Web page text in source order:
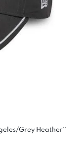
Grey Heather''